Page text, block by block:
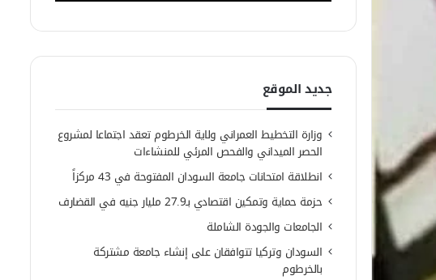
جديد الموقع
وزارة التخطيط العمراني ولاية الخرطوم تعقد اجتماعا لمشروع
الحصر الميداني والفحص المرئي للمنشاءات
انطلاقة امتحانات جامعة السودان المفتوحة في 43 مركزاً
حزمة حماية وتمكين اقتصادي بـ27.9 مليار جنيه في القضارف
الجامعات والجودة الشاملة
السودان وتركيا تتوافقان على إنشاء جامعة مشتركة
بالخرطوم